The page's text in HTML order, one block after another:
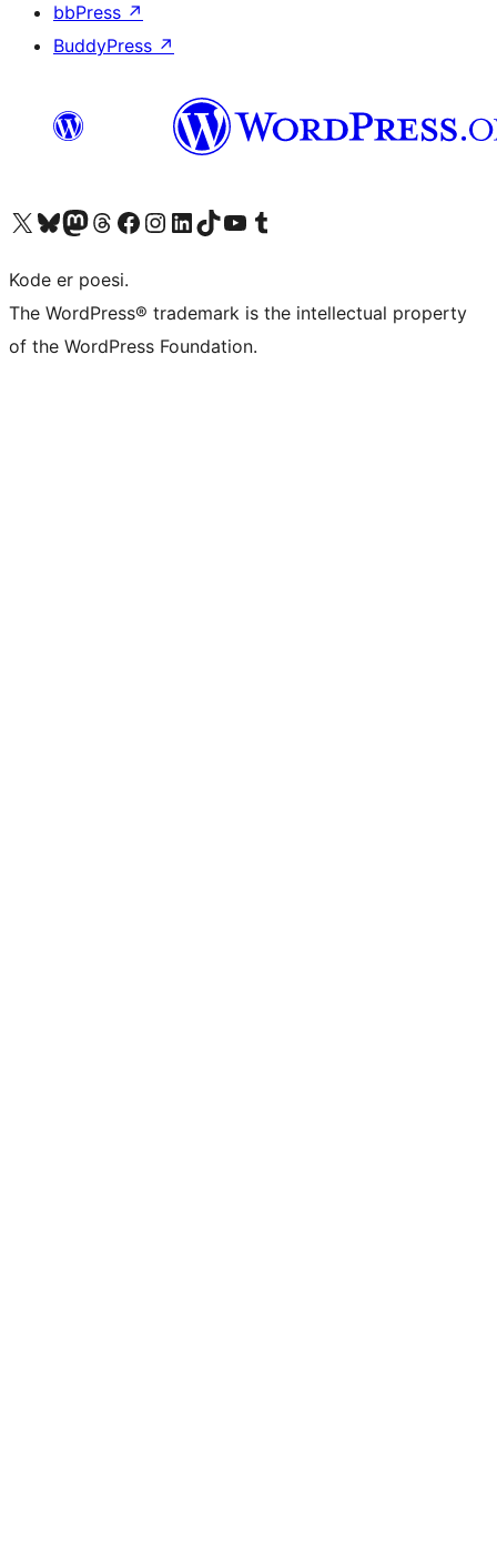
bbPress ↗
BuddyPress ↗
Besøg vores X (tidligere Twitter) konto
Besøg vores Bluesky-konto
Besøg vores Mastodon konto
Besøg vores Threads-konto
Besøg vores Facebook sideBesøg vores Instagram konto
Besøg vores LinkedIn konto
Besøg vores TikTok-konto
Besøg vores YouTube-kanalBesøg vores Tumblr-konto
Kode er poesi.
The WordPress® trademark is the intellectual property
of the WordPress Foundation.